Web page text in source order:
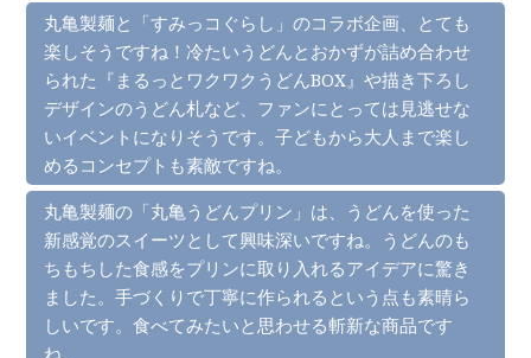
丸亀製麺と「すみっコぐらし」のコラボ企画、とても
楽しそうですね！冷たいうどんとおかずが詰め合わせ
られた『まるっとワクワクうどんBOX』や描き下ろし
デザインのうどん札など、ファンにとっては見逃せな
いイベントになりそうです。子どもから大人まで楽し
めるコンセプトも素敵ですね。
丸亀製麺の「丸亀うどんプリン」は、うどんを使った
新感覚のスイーツとして興味深いですね。うどんのも
ちもちした食感をプリンに取り入れるアイデアに驚き
ました。手づくりで丁寧に作られるという点も素晴ら
しいです。食べてみたいと思わせる斬新な商品です